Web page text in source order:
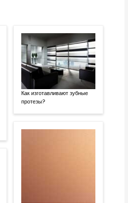
Как изготавливают зубные
протезы?